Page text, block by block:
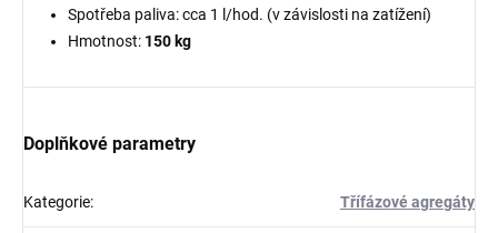
Spotřeba paliva: cca 1 l/hod. (v závislosti na zatížení)
Hmotnost: 150 kg
Doplňkové parametry
Kategorie: Třífázové agregáty